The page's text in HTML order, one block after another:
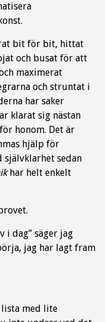
bit för bit, hittat
och busat för att
maximerat
och struntat i
har saker
klarat sig nästan
honom. Det är
hjälp för
självklarhet sedan
har helt enkelt
i dag” säger jag
jag har lagt fram
lista med lite